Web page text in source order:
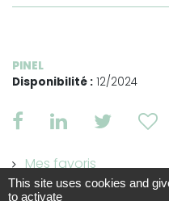
PINEL
Disponibilité : 12/2024
Mes favoris
This site uses cookies and
to activate